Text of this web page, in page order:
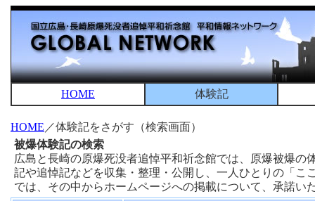
HOME 体験記
HOME ／体験記をさがす（検索画面）
被爆体験記の検索
広島と長崎の原爆死没者追悼平和祈念館では、原爆被爆
記や追悼記などを収集・整理・公開し、一人ひとりの「
では、その中からホームページへの掲載について、承諾い